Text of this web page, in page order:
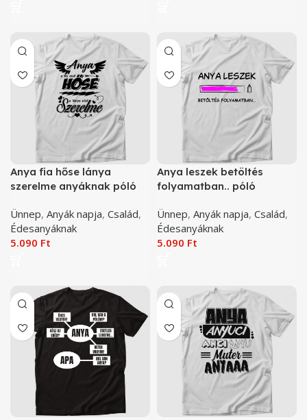
Anya fia hőse lánya
szerelme anyáknak póló
Ünnep, Anyák napja, Család,
Édesanyáknak
5.090 Ft
Anya leszek betöltés
folyamatban.. póló
Ünnep, Anyák napja, Család,
Édesanyáknak
5.090 Ft